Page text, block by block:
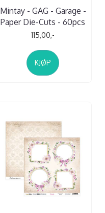
Mintay - GAG - Garage -
Paper Die-Cuts - 60pcs
115,00,-
KJØP